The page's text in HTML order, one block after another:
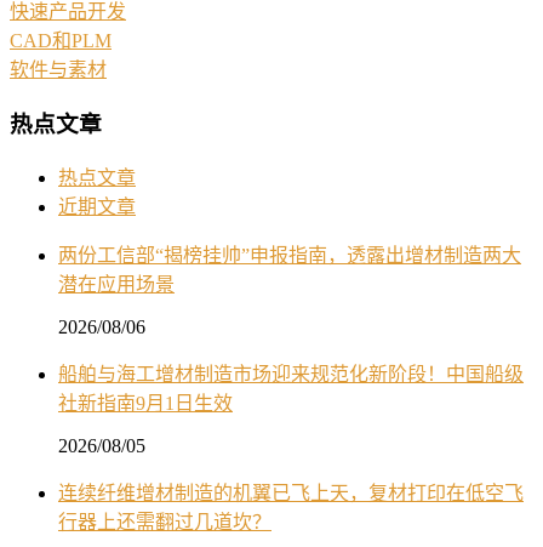
快速产品开发
CAD和PLM
软件与素材
热点文章
热点文章
近期文章
两份工信部“揭榜挂帅”申报指南，透露出增材制造两大
潜在应用场景
2026/08/06
船舶与海工增材制造市场迎来规范化新阶段！中国船级
社新指南9月1日生效
2026/08/05
连续纤维增材制造的机翼已飞上天，复材打印在低空飞
行器上还需翻过几道坎？